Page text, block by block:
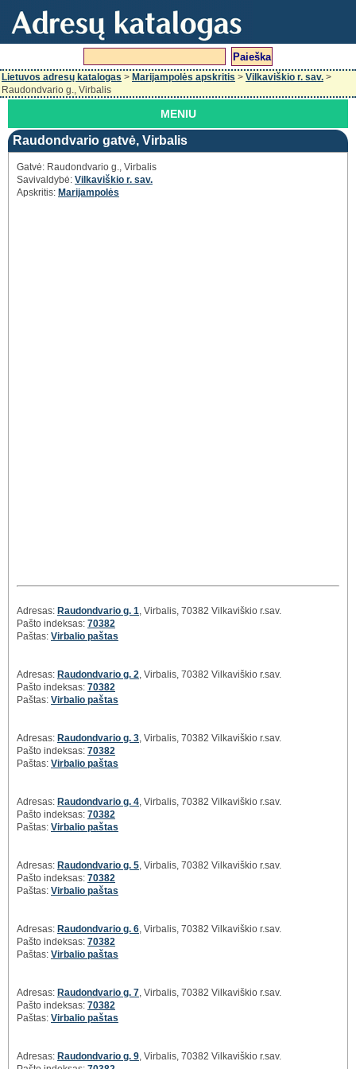
Lietuvos adresų katalogas > Marijampolės apskritis > Vilkaviškio r. sav. >
Raudondvario g., Virbalis
MENIU
Raudondvario gatvė, Virbalis
Gatvė: Raudondvario g., Virbalis
Savivaldybė: Vilkaviškio r. sav.
Apskritis: Marijampolės
Adresas: Raudondvario g. 1, Virbalis, 70382 Vilkaviškio r.sav.
Pašto indeksas: 70382
Paštas: Virbalio paštas
Adresas: Raudondvario g. 2, Virbalis, 70382 Vilkaviškio r.sav.
Pašto indeksas: 70382
Paštas: Virbalio paštas
Adresas: Raudondvario g. 3, Virbalis, 70382 Vilkaviškio r.sav.
Pašto indeksas: 70382
Paštas: Virbalio paštas
Adresas: Raudondvario g. 4, Virbalis, 70382 Vilkaviškio r.sav.
Pašto indeksas: 70382
Paštas: Virbalio paštas
Adresas: Raudondvario g. 5, Virbalis, 70382 Vilkaviškio r.sav.
Pašto indeksas: 70382
Paštas: Virbalio paštas
Adresas: Raudondvario g. 6, Virbalis, 70382 Vilkaviškio r.sav.
Pašto indeksas: 70382
Paštas: Virbalio paštas
Adresas: Raudondvario g. 7, Virbalis, 70382 Vilkaviškio r.sav.
Pašto indeksas: 70382
Paštas: Virbalio paštas
Adresas: Raudondvario g. 9, Virbalis, 70382 Vilkaviškio r.sav.